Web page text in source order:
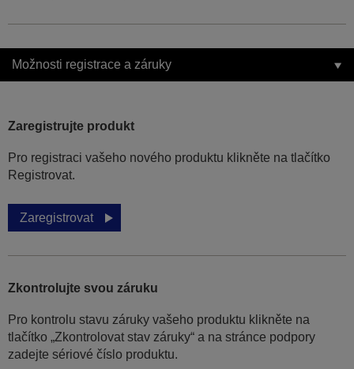
Možnosti registrace a záruky
Zaregistrujte produkt
Pro registraci vašeho nového produktu klikněte na tlačítko
Registrovat.
Zaregistrovat
Zkontrolujte svou záruku
Pro kontrolu stavu záruky vašeho produktu klikněte na
tlačítko „Zkontrolovat stav záruky“ a na stránce podpory
zadejte sériové číslo produktu.